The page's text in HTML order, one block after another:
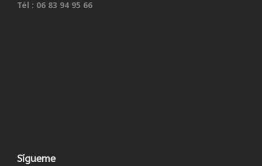
Tél : 06 83 94 95 66
Sígueme